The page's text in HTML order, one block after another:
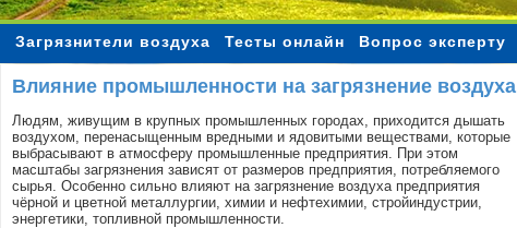
Загрязнители воздуха Тесты онлайн Вопрос эксперту
Влияние промышленности на загрязнение воздуха
Людям, живущим в крупных промышленных городах, приходится дышать
воздухом, перенасыщенным вредными и ядовитыми веществами, которые
выбрасывают в атмосферу промышленные предприятия. При этом
масштабы загрязнения зависят от размеров предприятия, потребляемого
сырья. Особенно сильно влияют на загрязнение воздуха предприятия
чёрной и цветной металлургии, химии и нефтехимии, стройиндустрии,
энергетики, топливной промышленности.